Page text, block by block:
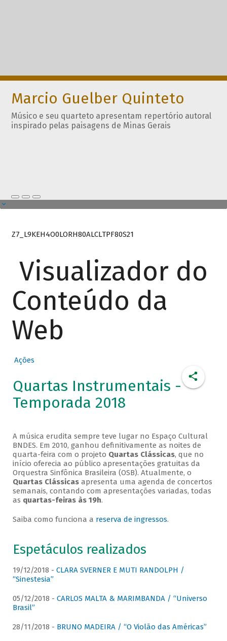
Marcio Guelber Quinteto
Músico e seu quarteto apresentam repertório autoral
inspirado pelas paisagens de Minas Gerais
Z7_L9KEH4O0LORH80ALCLTPF80S21
Visualizador do
Conteúdo da
Web
Ações
Quartas Instrumentais -
Temporada 2018
A música erudita sempre teve lugar no Espaço Cultural
BNDES. Em 2010, ganhou definitivamente as noites de
quarta-feira com o projeto Quartas Clássicas, que no
início oferecia ao público apresentações gratuitas da
Orquestra Sinfônica Brasileira (OSB). Atualmente, o
Quartas Clássicasapresenta uma agenda de concertos
semanais, contando com apresentações variadas, todas
as quartas-feiras às 19h.
Saiba como funciona a reserva de ingressos.
Espetáculos realizados
19/12/2018 - CLARA SVERNER E MUTI RANDOLPH /
“Sinestesia”
05/12/2018 - CARLOS MALTA & MARIMBANDA / “Universo
Brasil”
28/11/2018 - BRUNO MADEIRA / “O Violão das Américas”